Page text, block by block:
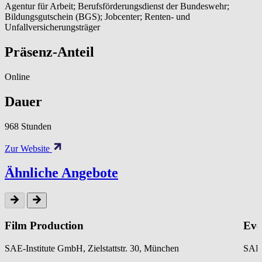
Agentur für Arbeit; Berufsförderungsdienst der Bundeswehr;
Bildungsgutschein (BGS); Jobcenter; Renten- und
Unfallversicherungsträger
Präsenz-Anteil
Online
Dauer
968 Stunden
Zur Website
Ähnliche Angebote
Film Production
SAE-Institute GmbH, Zielstattstr. 30, München